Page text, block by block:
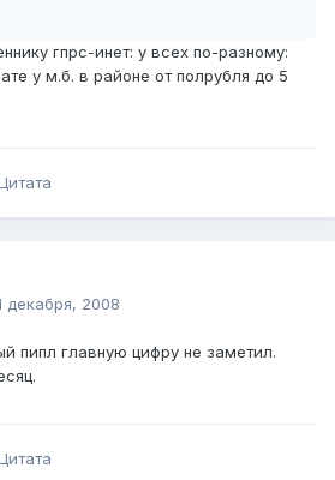
гпрс-инет: у всех по-разному:
у м.б. в районе от полрубля до 5
декабря, 2008
пипл главную цифру не заметил.